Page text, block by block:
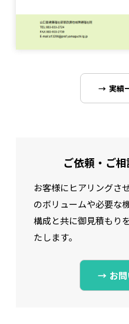
実績
ご依頼・ご
お客様にヒアリングさ
のボリュームや必要な
構成と共に御見積もり
たします。
お